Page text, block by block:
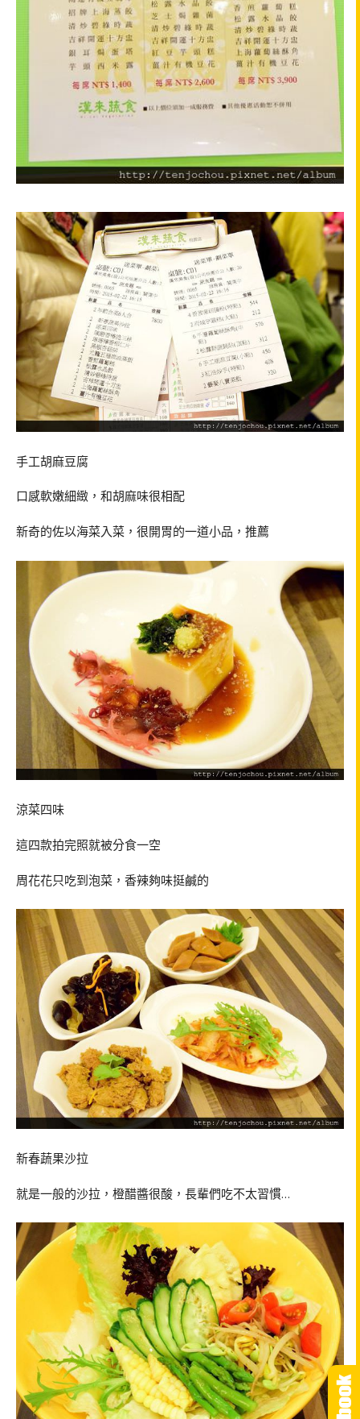
手工胡麻豆腐
口感軟嫩細緻，和胡麻味很相配
新奇的佐以海菜入菜，很開胃的一道小品，推薦
涼菜四味
這四款拍完照就被分食一空
周花花只吃到泡菜，香辣夠味挺鹹的
新春蔬果沙拉
就是一般的沙拉，橙醋醬很酸，長輩們吃不太習慣…